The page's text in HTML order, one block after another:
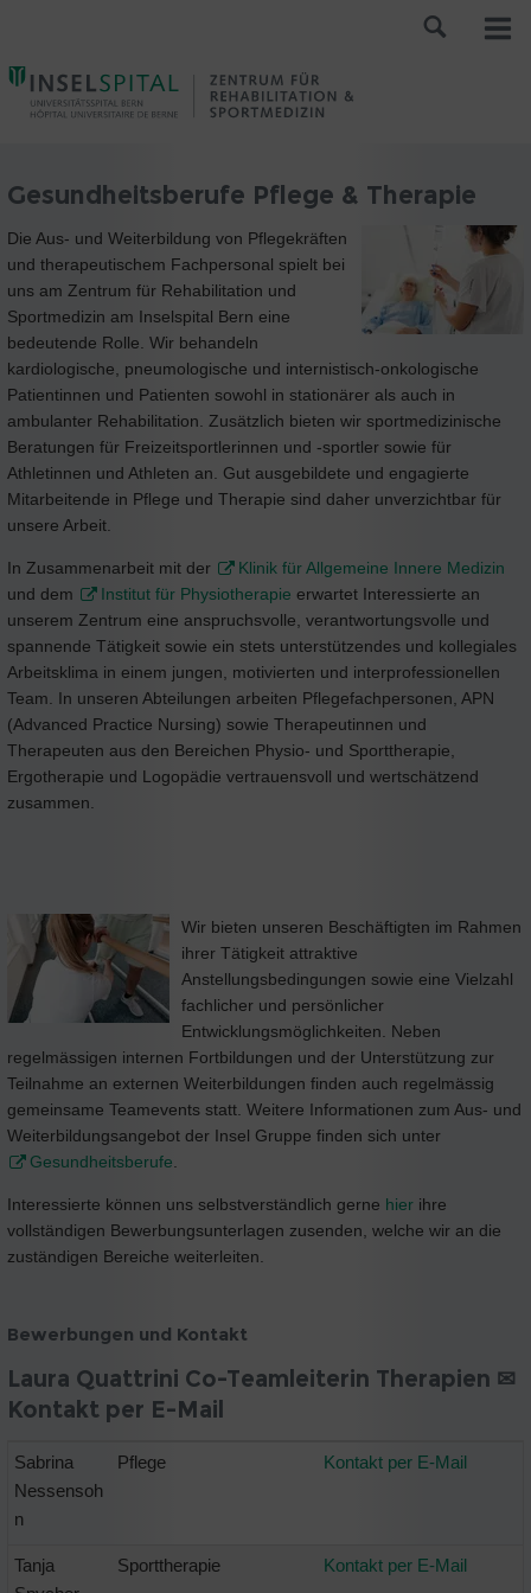
Gesundheitsberufe Pflege & Therapie
Die Aus- und Weiterbildung von Pflegekräften
und therapeutischem Fachpersonal spielt bei
uns am Zentrum für Rehabilitation und
Sportmedizin am Inselspital Bern eine
bedeutende Rolle. Wir behandeln
kardiologische, pneumologische und internistisch-onkologische
Patientinnen und Patienten sowohl in stationärer als auch in
ambulanter Rehabilitation. Zusätzlich bieten wir sportmedizinische
Beratungen für Freizeitsportlerinnen und -sportler sowie für
Athletinnen und Athleten an. Gut ausgebildete und engagierte
Mitarbeitende in Pflege und Therapie sind daher unverzichtbar für
unsere Arbeit.
In Zusammenarbeit mit der
Klinik für Allgemeine Innere Medizin
und dem
Institut für Physiotherapie erwartet Interessierte an
unserem Zentrum eine anspruchsvolle, verantwortungsvolle und
spannende Tätigkeit sowie ein stets unterstützendes und kollegiales
Arbeitsklima in einem jungen, motivierten und interprofessionellen
Team. In unseren Abteilungen arbeiten Pflegefachpersonen, APN
(Advanced Practice Nursing) sowie Therapeutinnen und
Therapeuten aus den Bereichen Physio- und Sporttherapie,
Ergotherapie und Logopädie vertrauensvoll und wertschätzend
zusammen.
Wir bieten unseren Beschäftigten im Rahmen
ihrer Tätigkeit attraktive
Anstellungsbedingungen sowie eine Vielzahl
fachlicher und persönlicher
Entwicklungsmöglichkeiten. Neben
regelmässigen internen Fortbildungen und der Unterstützung zur
Teilnahme an externen Weiterbildungen finden auch regelmässig
gemeinsame Teamevents statt. Weitere Informationen zum Aus- und
Weiterbildungsangebot der Insel Gruppe finden sich unter
Gesundheitsberufe
Interessierte können uns selbstverständlich gerne hier ihre
vollständigen Bewerbungsunterlagen zusenden, welche wir an die
zuständigen Bereiche weiterleiten.
Bewerbungen und Kontakt
Laura Quattrini Co-Teamleiterin Therapien ✉
Kontakt per E-Mail
Sabrina
Nessensoh
n
Pflege Kontakt per E-Mail
Tanja
Sporttherapie Kontakt per E-Mail